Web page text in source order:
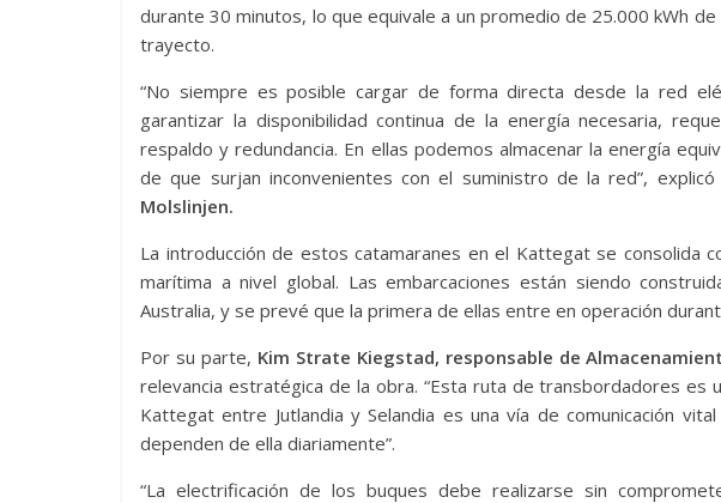
durante 30 minutos, lo que equivale a un promedio de 25.000 kWh
trayecto.
“No siempre es posible cargar de forma directa desde la red
garantizar la disponibilidad continua de la energía necesaria,
respaldo y redundancia. En ellas podemos almacenar la energía
de que surjan inconvenientes con el suministro de la red”, explicó
Molslinjen.
La introducción de estos catamaranes en el Kattegat se consolida
marítima a nivel global. Las embarcaciones están siendo
Australia, y se prevé que la primera de ellas entre en operación
Por su parte, Kim Strate Kiegstad, responsable de
relevancia estratégica de la obra. “Esta ruta de transbordadores es
Kattegat entre Jutlandia y Selandia es una vía de comunicación
dependen de ella diariamente”.
“La electrificación de los buques debe realizarse sin